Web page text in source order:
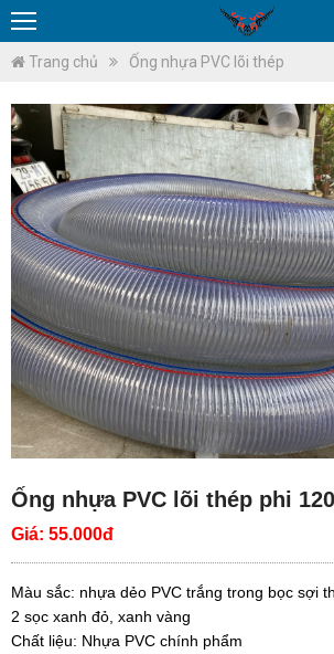
Trang chủ Ống nhựa PVC lõi thép
Ống nhựa PVC lõi thép phi
Giá: 55.000đ
Màu sắc: nhựa dẻo PVC trắng trong bọc sợi
2 sọc xanh đỏ, xanh vàng
Chất liệu: Nhựa PVC chính phẩm